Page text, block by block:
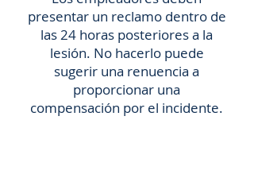
presentar un reclamo dentro de
las 24 horas posteriores a la
lesión. No hacerlo puede
sugerir una renuencia a
proporcionar una
compensación por el incidente.